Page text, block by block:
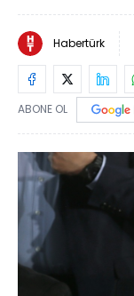
Habertürk
ABONE OL